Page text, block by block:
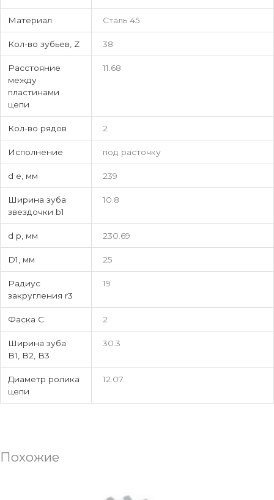
Материал Сталь 45
Кол-во зубьев, Z 38
Расстояние
между
пластинами
цепи
11.68
Кол-во рядов 2
Исполнение под расточку
d e, мм 239
Ширина зуба
звездочки b1
10.8
d p, мм 230.69
D1, мм 25
Радиус
закругления r3
19
Фаска C 2
Ширина зуба
В1, В2, В3
30.3
Диаметр ролика
цепи
12.07
Похожие